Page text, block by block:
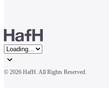
© 2026 HafH. All Rights Reserved.